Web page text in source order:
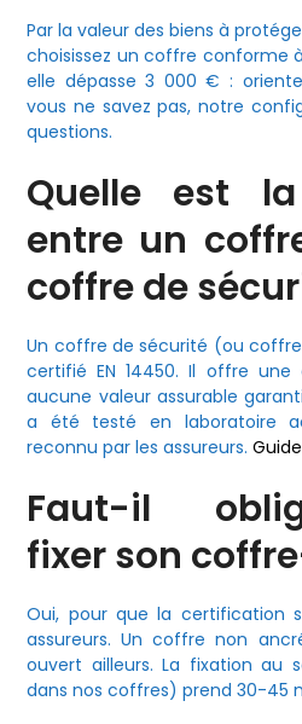
Par la valeur des biens à
choisissez un coffre conforme à
elle dépasse 3 000 € :
vous ne savez pas, notre
questions.
Quelle est
entre un
coffre de
Un coffre de sécurité (ou
certifié EN 14450. Il offre une
aucune valeur assurable
a été testé en laboratoire
reconnu par les assureurs.
Faut-il
fixer son
Oui, pour que la certification
assureurs. Un coffre non
ouvert ailleurs. La fixation au
dans nos coffres) prend 30-45